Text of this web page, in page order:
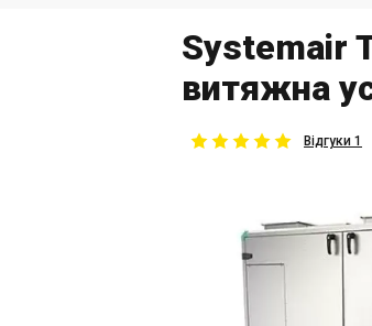
Systemair
витяжна
Відгуки 1